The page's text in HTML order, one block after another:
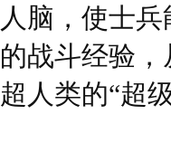
人脑，使士
的战斗经验
超人类的“超